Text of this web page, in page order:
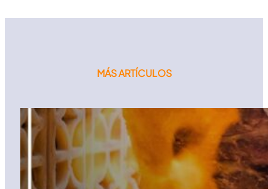
MÁS ARTÍCULOS